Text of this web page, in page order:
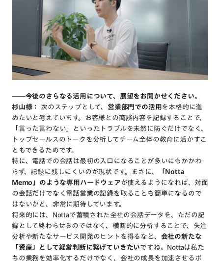
――今後のさらなる活用について、展望をお聞かせください。
杉山様：
次のステップとして、 営業部門での活用 を本格的に進
めたいと考えています。お客様との商談内容を記録することで、
「言った言わない」といったトラブルを未然に防ぐだけでなく、
トップセールスのトークを分析してチーム全体の教育に活かすこ
ともできるためです。
特に、電話での会話は最初の入口になることが多いにもかかわ
らず、記録に残しにくいのが現状です。まさに、
「Notta
Memo」のような専用ハードウェアが使えるようになれば、対面
の会話だけでなく電話営業の記録を取ることも簡単になるので
はないかと、非常に期待しています。
将来的には、Nottaで蓄積された全社の会話データを、ただの記
録として終わらせるのではなく、横断的に分析することで、失注
分析や新たなサービス開発のヒントを得るなど、 会社の新たな
「資産」として経営判断に繋げていきたいですね。Nottaは私た
ちの業務を効率化するだけでなく、会社の成長を加速させるポ